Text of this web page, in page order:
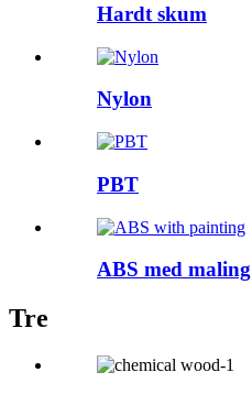
Hardt skum
Nylon
PBT
ABS med maling
Tre